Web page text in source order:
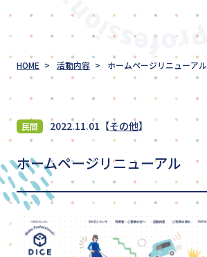
ご利用の流れ
TOPICS
採用情報
見学・体験を申し込む
HOME 活動内容 ホームページリニューアル
民間 2022.11.01 【その他】
ホームページリニューアル